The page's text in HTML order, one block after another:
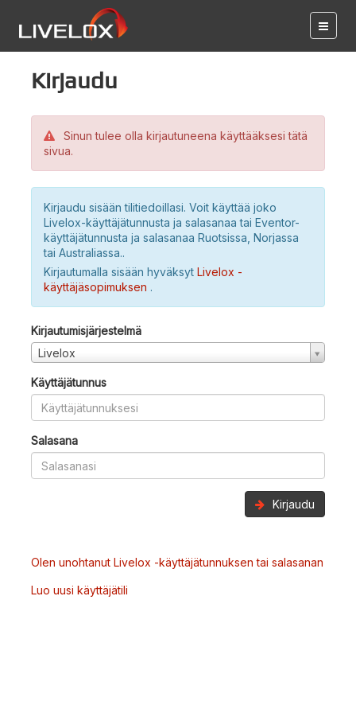
Kirjaudu
Sinun tulee olla kirjautuneena käyttääksesi tätä
sivua.
Kirjaudu sisään tilitiedoillasi. Voit käyttää joko
Livelox-käyttäjätunnusta ja salasanaa tai Eventor-
käyttäjätunnusta ja salasanaa Ruotsissa, Norjassa
tai Australiassa..
Kirjautumalla sisään hyväksyt Livelox -
käyttäjäsopimuksen .
Kirjautumisjärjestelmä
Livelox
Käyttäjätunnus
Salasana
Kirjaudu
Olen unohtanut Livelox -käyttäjätunnuksen tai salasanan
Luo uusi käyttäjätili